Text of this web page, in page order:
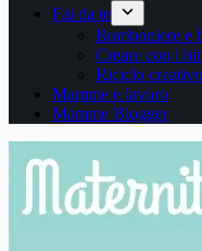
Fai da te
Bomboniere e
Creare con i
Riciclo creativo
Mamme e lavoro
Mamme Blogger